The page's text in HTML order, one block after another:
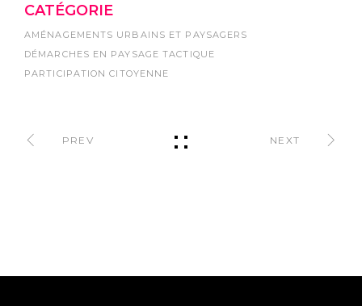
CATÉGORIE
AMÉNAGEMENTS URBAINS ET PAYSAGERS
DÉMARCHES EN PAYSAGE TACTIQUE
PARTICIPATION CITOYENNE
PREV NEXT